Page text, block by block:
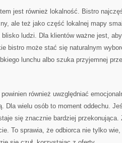
jest również lokalność. Bistro
ale też jako część lokalnej mapy
ludzi. Dla klientów ważne jest,
bistro może stać się naturalnym
lunchu albo szuka przyjemnej
również uwzględniać
Dla wielu osób to moment oddechu.
się znacznie bardziej
To sprawia, że odbiorca nie tylko